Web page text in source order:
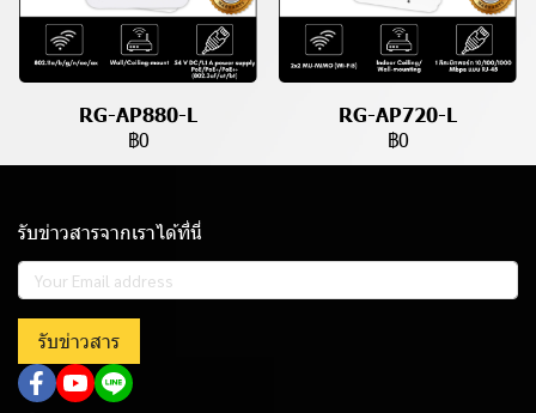
RG-AP880-L
฿0
RG-AP720-L
฿0
รับข่าวสารจากเราได้ที่นี่
รับข่าวสาร